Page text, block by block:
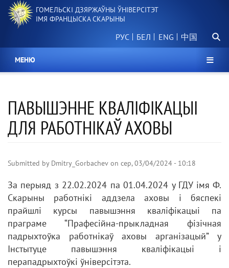
Перайсці
асноўнага
ГОМЕЛЬСКІ ДЗЯРЖАЎНЫ ЎНІВЕРСІТЭТ
ІМЯ ФРАНЦЫСКА СКАРЫНЫ
РУС БЕЛ 中国
МЕНЮ
ПАВЫШЭННЕ КВАЛІФІКАЦЫІ
ДЛЯ РАБОТНІКАЎ АХОВЫ
Submitted by Dmitry_Gorbachev on сер, 03/04/2024 - 10:18
За перыяд з 22.02.2024 па 01.04.2024 у ГДУ імя Ф.
Скарыны работнікі аддзела аховы і бяспекі
прайшлі курсы павышэння кваліфікацыі па
праграме “Прафесійна-прыкладная фізічная
падрыхтоўка работнікаў аховы арганізацый” у
Інстытуце павышэння кваліфікацыі і
перападрыхтоўкі ўніверсітэта.